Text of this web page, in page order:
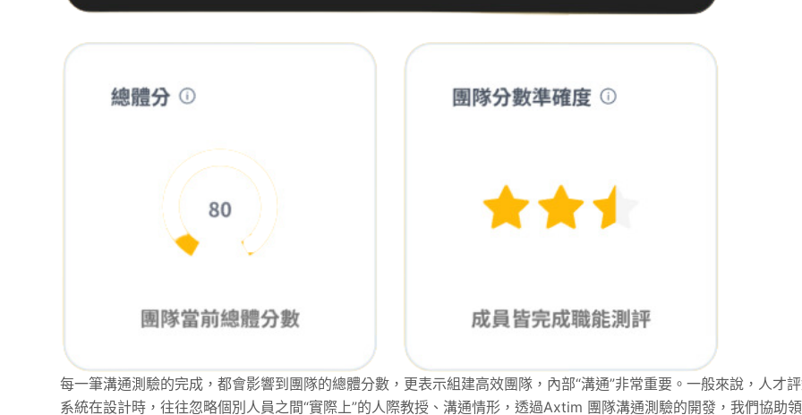
每一筆溝通測驗的完成，都會影響到團隊的總體分數，更表示組建高效團隊，內部“溝通”非常重要。一般來說，人才
系統在設計時，往往忽略個別人員之間“實際上”的人際教授、溝通情形，透過Axtim 團隊溝通測驗的開發，我們協助